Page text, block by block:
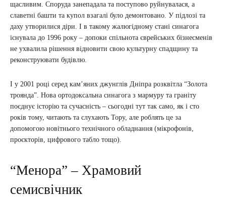
щасливим. Споруда занепадала та поступово руйнувалася, а
славетні башти та купол взагалі було демонтовано. У підлозі та
даху утворилися діри. І в такому жалюгідному стані синагога
існувала до 1996 року – допоки спільнота єврейських бізнесменів
не ухвалила рішення відновити свою культурну спадщину та
реконструювати будівлю.
І у 2001 році серед кам’яних джунглів Дніпра розквітла “Золота
троянда”. Нова ортодоксальна синагога з мармуру та граніту
поєднує історію та сучасність – сьогодні тут так само, як і сто
років тому, читають та слухають Тору, але роблять це за
допомогою новітнього технічного обладнання (мікрофонів,
проєкторів, цифрового табло тощо).
“Менора” – Храмовий
семисвічник